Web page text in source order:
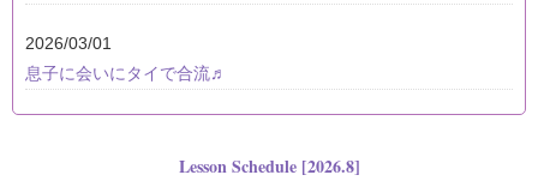
2026/03/01
息子に会いにタイで合流♬
Lesson Schedule [2026.8]